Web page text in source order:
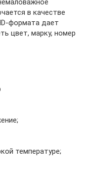
в качестве
формата дает
цвет, марку, номер
температуре;